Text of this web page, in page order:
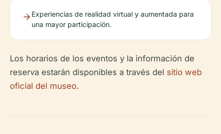
Experiencias de realidad virtual y aumentada para
una mayor participación.
Los horarios de los eventos y la información de
reserva estarán disponibles a través del sitio web
oficial del museo.